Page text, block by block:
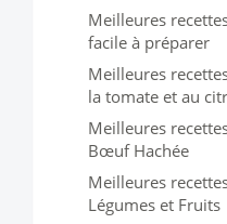
Meilleures
facile à préparer
Meilleures
la tomate et au
Meilleures
Bœuf Hachée
Meilleures
Légumes et Fruits